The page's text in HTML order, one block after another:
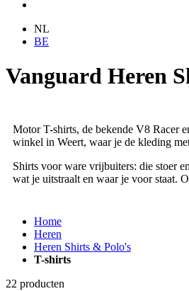
NL
BE
Vanguard Heren
Motor T-shirts, de bekende V8 Racer
winkel in Weert, waar je de kleding
Shirts voor ware vrijbuiters: die stoer
wat je uitstraalt en waar je voor staat.
Home
Heren
Heren Shirts & Polo's
T-shirts
22 producten